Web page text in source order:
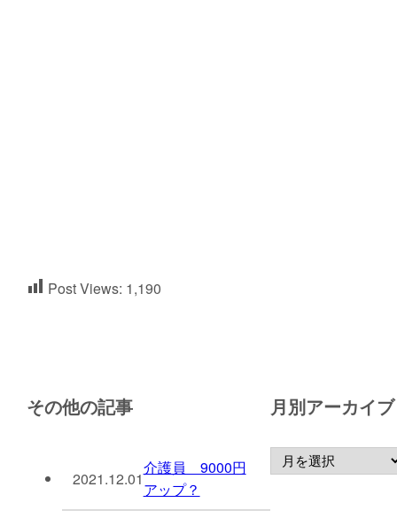
Post Views: 1,190
その他の記事
2021.12.01
介護員 9000円
アップ？
月別アーカイブ